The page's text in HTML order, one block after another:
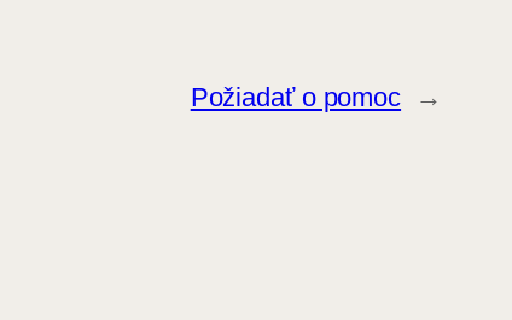
Požiadať o pomoc →